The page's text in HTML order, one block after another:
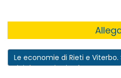
Le economie di Rieti e
dei due territori nel